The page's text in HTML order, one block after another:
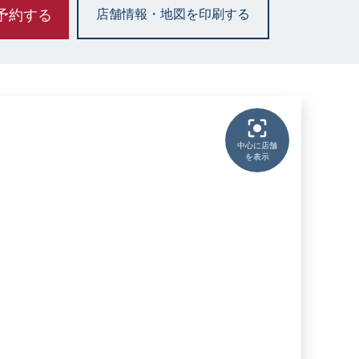
約する 店舗情報・地図を印刷する
中心に店舗
を表示